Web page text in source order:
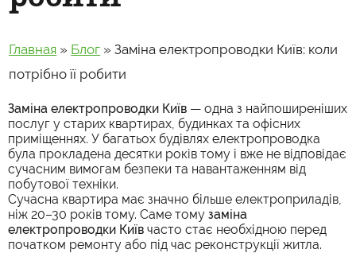
Блог
Главная » Блог »Заміна електропроводки Київ: коли
потрібно її робити
Заміна електропроводки Київ — одна з найпоширеніших
послуг у старих квартирах, будинках та офісних
приміщеннях. У багатьох будівлях електропроводка
була прокладена десятки років тому і вже не відповідає
сучасним вимогам безпеки та навантаженням від
побутової техніки.
Сучасна квартира має значно більше електроприладів,
ніж 20–30 років тому. Саме тому заміна
електропроводки Київ часто стає необхідною перед
початком ремонту або під час реконструкції житла.